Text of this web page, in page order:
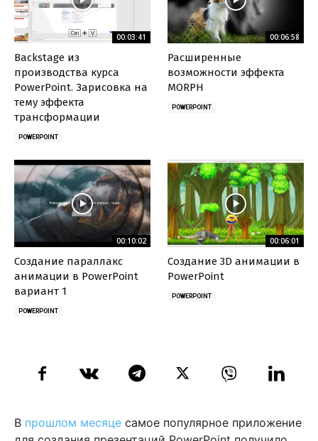
00:03:41
Backstage из
производства курса
PowerPoint. Зарисовка на
тему эффекта
трансформации
POWERPOINT
00:06:58
Расширенные
возможности эффекта
MORPH
POWERPOINT
00:10:02
Создание параллакс
анимации в PowerPoint
вариант 1
POWERPOINT
00:06:01
Создание 3D анимации в
PowerPoint
POWERPOINT
В прошлом месяце самое популярное приложение